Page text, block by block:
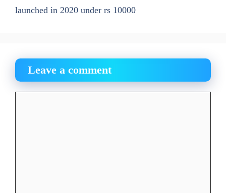
launched in 2020 under rs 10000
Leave a comment